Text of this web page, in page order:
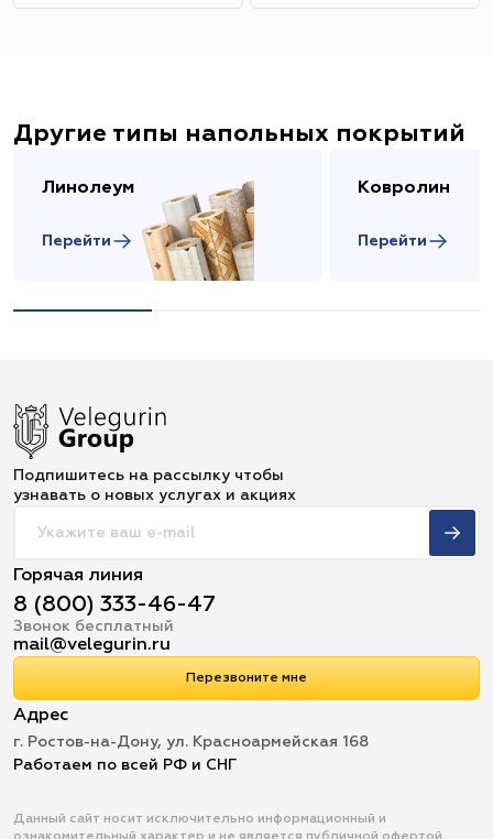
Другие типы напольных покрытий
Линолеум
Перейти
Ковролин
Перейти
Подпишитесь на рассылку чтобы
узнавать о новых услугах и акциях
Горячая линия
8 (800) 333-46-47
Звонок бесплатный
mail@velegurin.ru
Перезвоните мне
Адрес
г. Ростов-на-Дону, ул. Красноармейская 168
Работаем по всей РФ и СНГ
Данный сайт носит исключительно информационный и